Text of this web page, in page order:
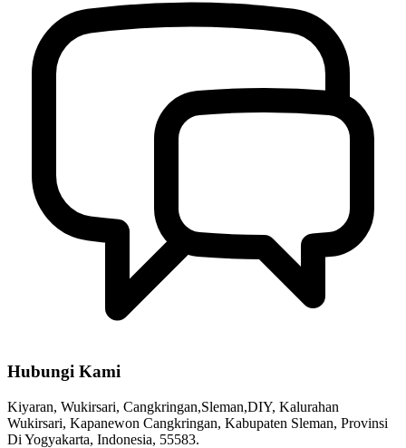
Pemerintah Kalurahan Wukirsari Menyalurkan Bantuan dari
Lumbung Sosial untuk Korban Pohon Tumbang Padukuhan
Selorejo
10 Maret 2025
Hubungi Kami
Kiyaran, Wukirsari, Cangkringan,Sleman,DIY, Kalurahan
Wukirsari, Kapanewon Cangkringan, Kabupaten Sleman, Provinsi
Di Yogyakarta, Indonesia, 55583.